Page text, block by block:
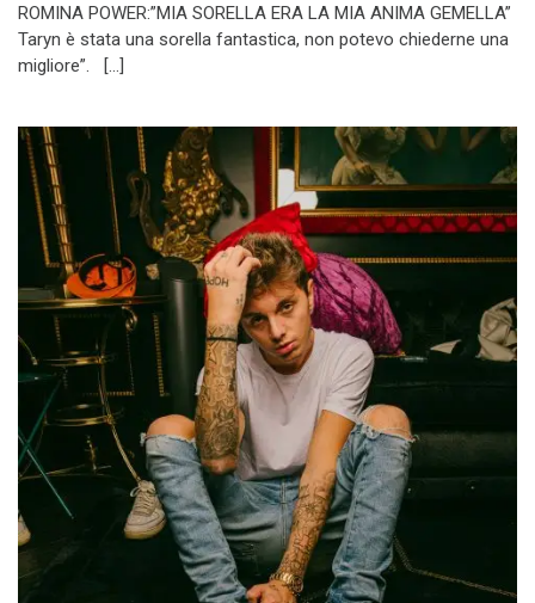
ROMINA POWER:”MIA SORELLA ERA LA MIA ANIMA GEMELLA”
Taryn è stata una sorella fantastica, non potevo chiederne una
migliore”. […]